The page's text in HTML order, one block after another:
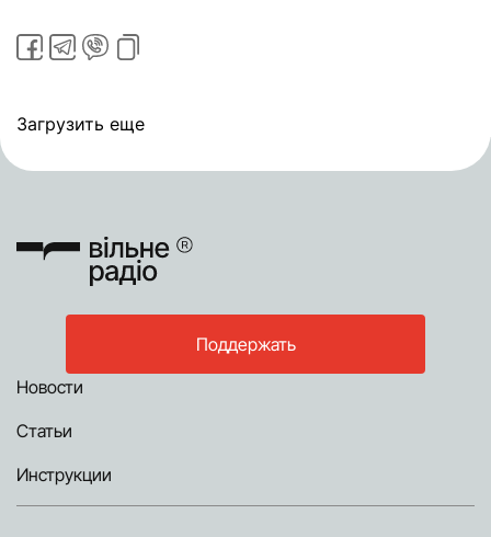
Загрузить еще
Поддержать
Новости
Статьи
Инструкции